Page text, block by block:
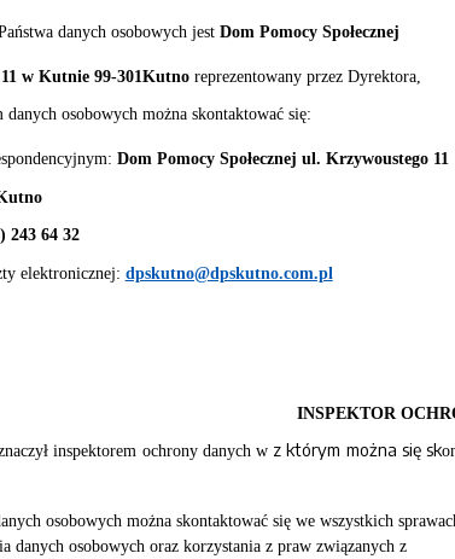
danych osobowych jest Dom Pomocy Społecznej
w Kutnie 99-301Kutno reprezentowany przez Dyrektora,
osobowych można skontaktować się:
Dom Pomocy Społecznej ul. Krzywoustego 11
243 64 32
elektronicznej: dpskutno@dpskutno.com.pl
INSPEKTOR
inspektorem ochrony danych w z którym można się sk
osobowych można skontaktować się we wszystkich
danych osobowych oraz korzystania z praw związanych z